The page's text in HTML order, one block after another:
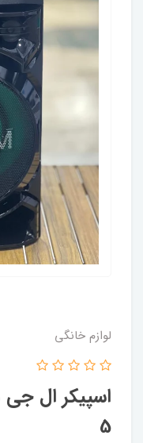
لوازم خانگی
5